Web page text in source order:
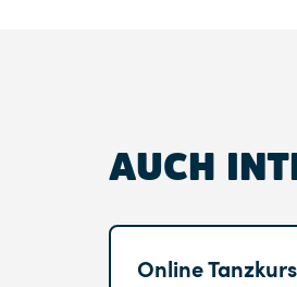
AUCH
Online